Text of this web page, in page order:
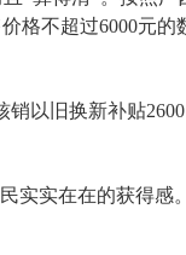
格不超过6000元
旧换新补贴2600
实实在在的获得感